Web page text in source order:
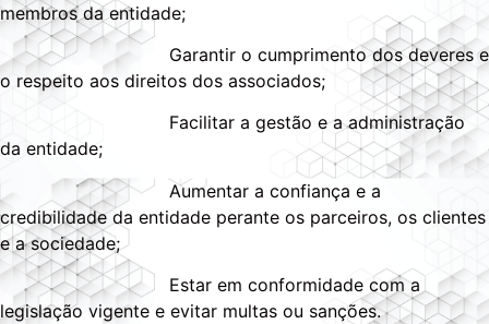
membros da entidade;
Garantir o cumprimento dos deveres e
o respeito aos direitos dos associados;
Facilitar a gestão e a administração
da entidade;
Aumentar a confiança e a
credibilidade da entidade perante os parceiros, os clientes
e a sociedade;
Estar em conformidade com a
legislação vigente e evitar multas ou sanções.